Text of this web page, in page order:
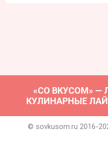
«СО ВКУСОМ» —
КУЛИНАРНЫЕ
© sovkusom.ru 2016-